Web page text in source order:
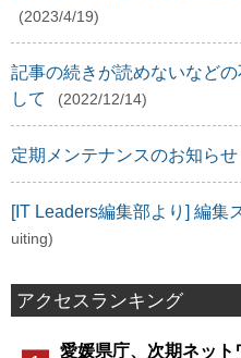
(2023/4/19)
記事の続きが読めないなど
して
(2022/12/14)
定期メンテナンスのお知らせ
[IT Leaders編集部より] 編集
uiting)
アクセスランキング
愛媛県庁、次期ネッ